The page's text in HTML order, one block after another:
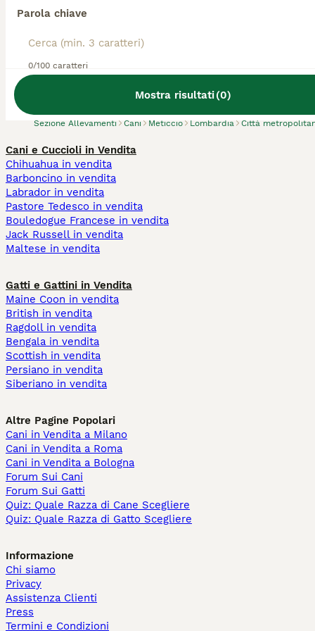
Parola chiave
0/100 caratteri
Mostra risultati(0)
Sezione Allevamenti Cani Meticcio Lombardia Città
Cani e Cuccioli in Vendita
Chihuahua in vendita
Barboncino in vendita
Labrador in vendita
Pastore Tedesco in vendita
Bouledogue Francese in vendita
Jack Russell in vendita
Maltese in vendita
Gatti e Gattini in Vendita
Maine Coon in vendita
British in vendita
Ragdoll in vendita
Bengala in vendita
Scottish in vendita
Persiano in vendita
Siberiano in vendita
Altre Pagine Popolari
Cani in Vendita a Milano
Cani in Vendita a Roma
Cani in Vendita a Bologna
Forum Sui Cani
Forum Sui Gatti
Quiz: Quale Razza di Cane Scegliere
Quiz: Quale Razza di Gatto Scegliere
Informazione
Chi siamo
Privacy
Assistenza Clienti
Press
Termini e Condizioni